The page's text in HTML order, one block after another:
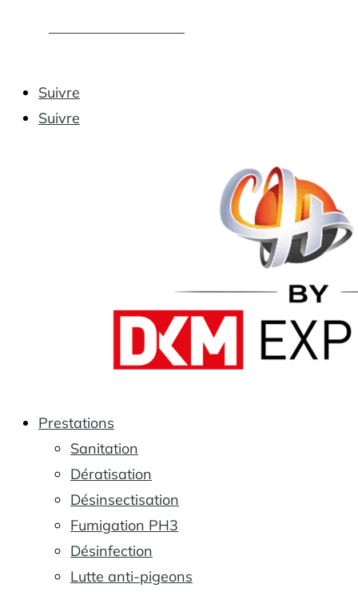
Suivre
Suivre
Prestations
Sanitation
Dératisation
Désinsectisation
Fumigation PH3
Désinfection
Lutte anti-pigeons